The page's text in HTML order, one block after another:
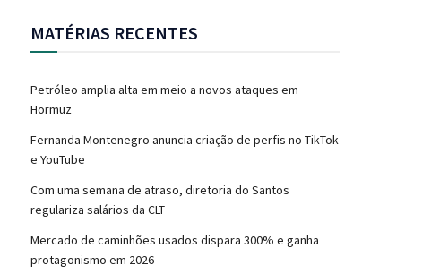
MATÉRIAS RECENTES
Petróleo amplia alta em meio a novos ataques em
Hormuz
Fernanda Montenegro anuncia criação de perfis no TikTok
e YouTube
Com uma semana de atraso, diretoria do Santos
regulariza salários da CLT
Mercado de caminhões usados dispara 300% e ganha
protagonismo em 2026